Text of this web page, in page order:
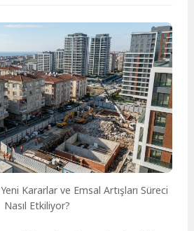
Kararlar ve Emsal Artışları Süreci
Nasıl Etkiliyor?